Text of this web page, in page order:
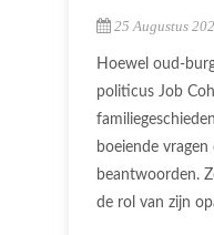
25 Augustus
Hoewel oud-
politicus Job
boeiende
beantwoorden.
de rol van zijn